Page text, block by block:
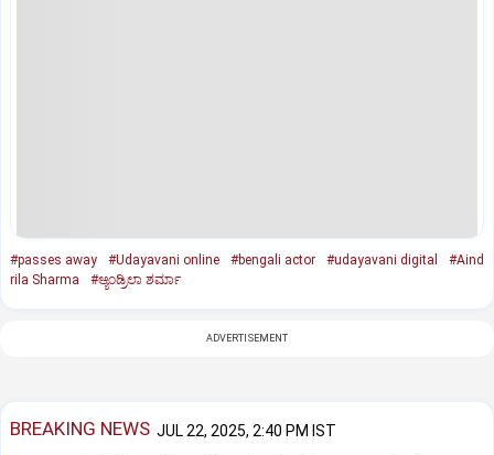
#passes away #Udayavani online #bengali actor #udayavani digital
#Aind
rila Sharma
#ಆ್ಯಂಡ್ರಿಲಾ ಶರ್ಮಾ
ADVERTISEMENT
BREAKING NEWS JUL 22, 2025, 2:40 PM IST